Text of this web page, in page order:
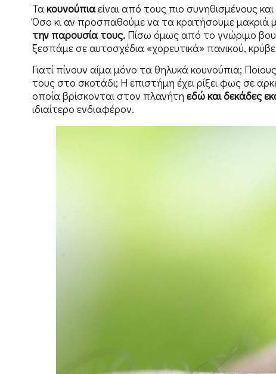
Τακουνούπιαείναι από τους πιο συνηθισμένους
Όσο κι αν προσπαθούμε να τα κρατήσουμε μακριά
την παρουσία τους.Πίσω όμως από το γνώριμο
ξεσπάμε σε αυτοσχέδια «χορευτικά» πανικού,
Γιατί πίνουν αίμα μόνο τα θηλυκά κουνούπια;
τους στο σκοτάδι; Η επιστήμη έχει ρίξει φως σε
οποία βρίσκονται στον πλανήτη εδώ και δεκάδες
ιδιαίτερο ενδιαφέρον.